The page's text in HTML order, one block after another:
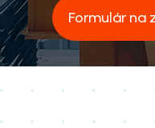
Formulár na